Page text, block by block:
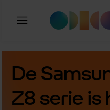
Ga naar de hoofdinhoud
De
Z8 serie is